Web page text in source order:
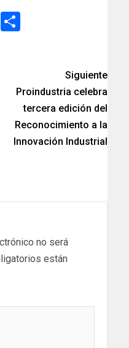
Email
Siguiente
Proindustria celebra
tercera edición del
Reconocimiento a la
Innovación Industrial
no será
están